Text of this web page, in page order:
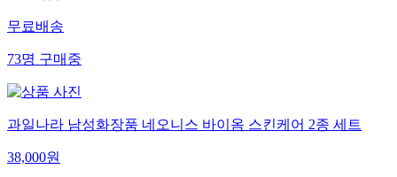
무료배송
73명구매중
과일나라 남성화장품 네오니스 바이옴 스킨케어 2종 세트
38,000원